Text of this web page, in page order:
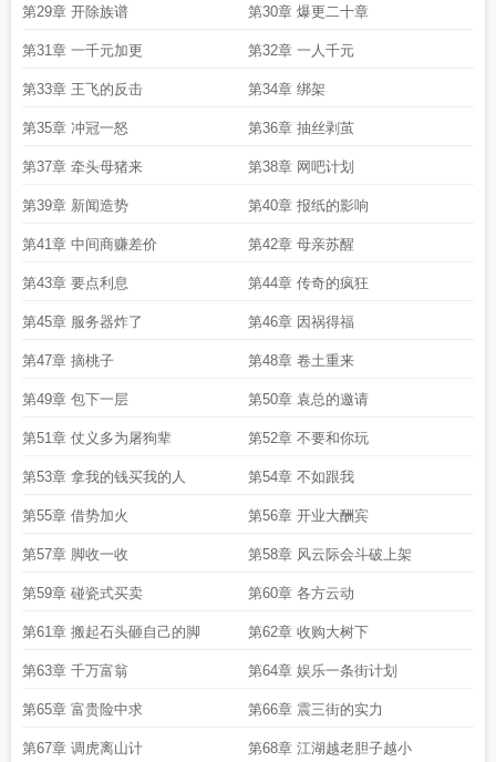
第29章 开除族谱 第30章 爆更二十章
第31章 一千元加更 第32章 一人千元
第33章 王飞的反击 第34章 绑架
第35章 冲冠一怒 第36章 抽丝剥茧
第37章 牵头母猪来 第38章 网吧计划
第39章 新闻造势 第40章 报纸的影响
第41章 中间商赚差价 第42章 母亲苏醒
第43章 要点利息 第44章 传奇的疯狂
第45章 服务器炸了 第46章 因祸得福
第47章 摘桃子 第48章 卷土重来
第49章 包下一层 第50章 袁总的邀请
第51章 仗义多为屠狗辈 第52章 不要和你玩
第53章 拿我的钱买我的人 第54章 不如跟我
第55章 借势加火 第56章 开业大酬宾
第57章 脚收一收 第58章 风云际会斗破上架
第59章 碰瓷式买卖 第60章 各方云动
第61章 搬起石头砸自己的脚 第62章 收购大树下
第63章 千万富翁 第64章 娱乐一条街计划
第65章 富贵险中求 第66章 震三街的实力
第67章 调虎离山计 第68章 江湖越老胆子越小